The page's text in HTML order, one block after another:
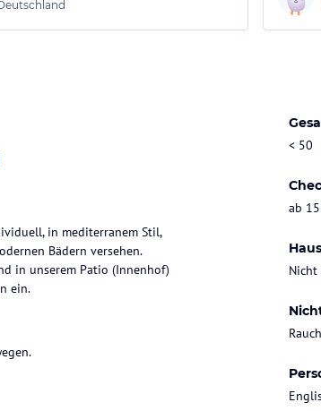
< 50
ab
in mediterranem Stil,
Bädern versehen.
in unserem Patio (Innenhof)
ein.